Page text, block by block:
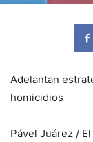
Adelantan
homicidios
Pável Juárez /